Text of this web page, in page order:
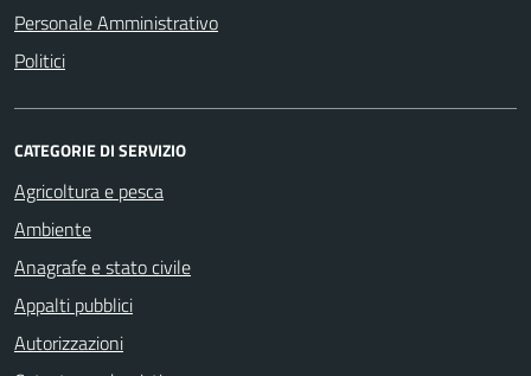
Personale Amministrativo
Politici
CATEGORIE DI SERVIZIO
Agricoltura e pesca
Ambiente
Anagrafe e stato civile
Appalti pubblici
Autorizzazioni